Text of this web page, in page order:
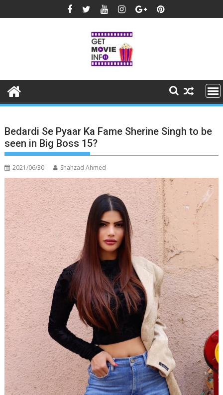
to
Bedardi Se Pyaar Ka Fame Sherine Singh to be
seen in Big Boss 15?
2021/06/30 Shahzad Ahmed